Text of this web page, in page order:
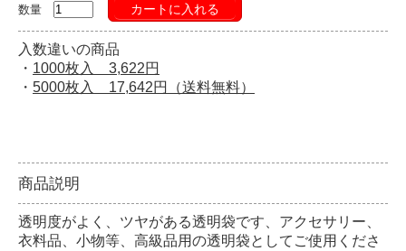
数量 カートに入れる
入数違いの商品
・ 1000枚入 3,622円
・ 5000枚入 17,642円（送料無料）
商品説明
透明度がよく、ツヤがある透明袋です、アクセサリー、
衣料品、小物等、高級品用の透明袋としてご使用くださ